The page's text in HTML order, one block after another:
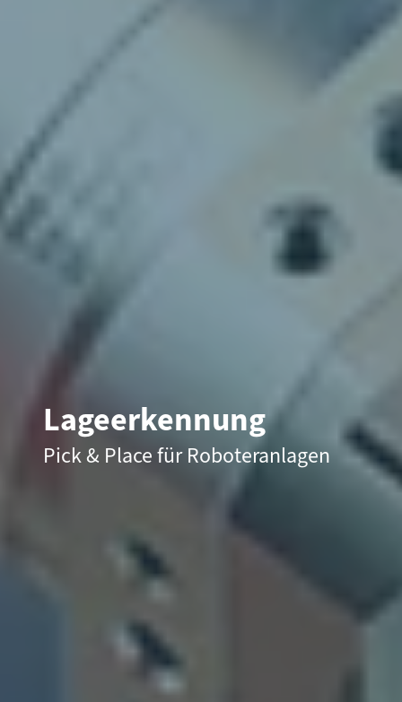
Lageerkennung
Pick & Place für Roboteranlagen